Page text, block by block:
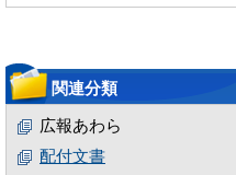
関連分類
広報あわら
配付文書